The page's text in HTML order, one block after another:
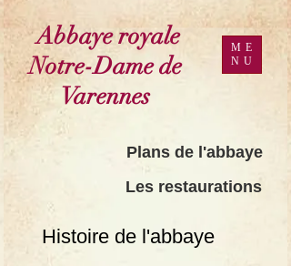
Abbaye royale
Notre-Dame de
Varennes
ME
NU
Plans de l'abbaye
Les restaurations
Histoire de l'abbaye